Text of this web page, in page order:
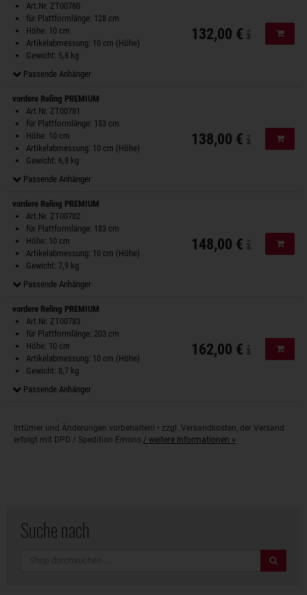
Art.Nr. ZT00780
für Plattformlänge: 128 cm
Höhe: 10 cm
Artikelabmessung: 10 cm (Höhe)
Gewicht: 5,8 kg
Passende Anhänger
132,00 €
vordere Reling PREMIUM
Art.Nr. ZT00781
für Plattformlänge: 153 cm
Höhe: 10 cm
Artikelabmessung: 10 cm (Höhe)
Gewicht: 6,8 kg
Passende Anhänger
138,00 €
vordere Reling PREMIUM
Art.Nr. ZT00782
für Plattformlänge: 183 cm
Höhe: 10 cm
Artikelabmessung: 10 cm (Höhe)
Gewicht: 7,9 kg
Passende Anhänger
148,00 €
vordere Reling PREMIUM
Art.Nr. ZT00783
für Plattformlänge: 203 cm
Höhe: 10 cm
Artikelabmessung: 10 cm (Höhe)
Gewicht: 8,7 kg
Passende Anhänger
162,00 €
Irrtümer und Änderungen vorbehalten! • zzgl. Versandkosten, der Versand
erfolgt mit DPD / Spedition Emons / weitere Informationen »
Suche nach